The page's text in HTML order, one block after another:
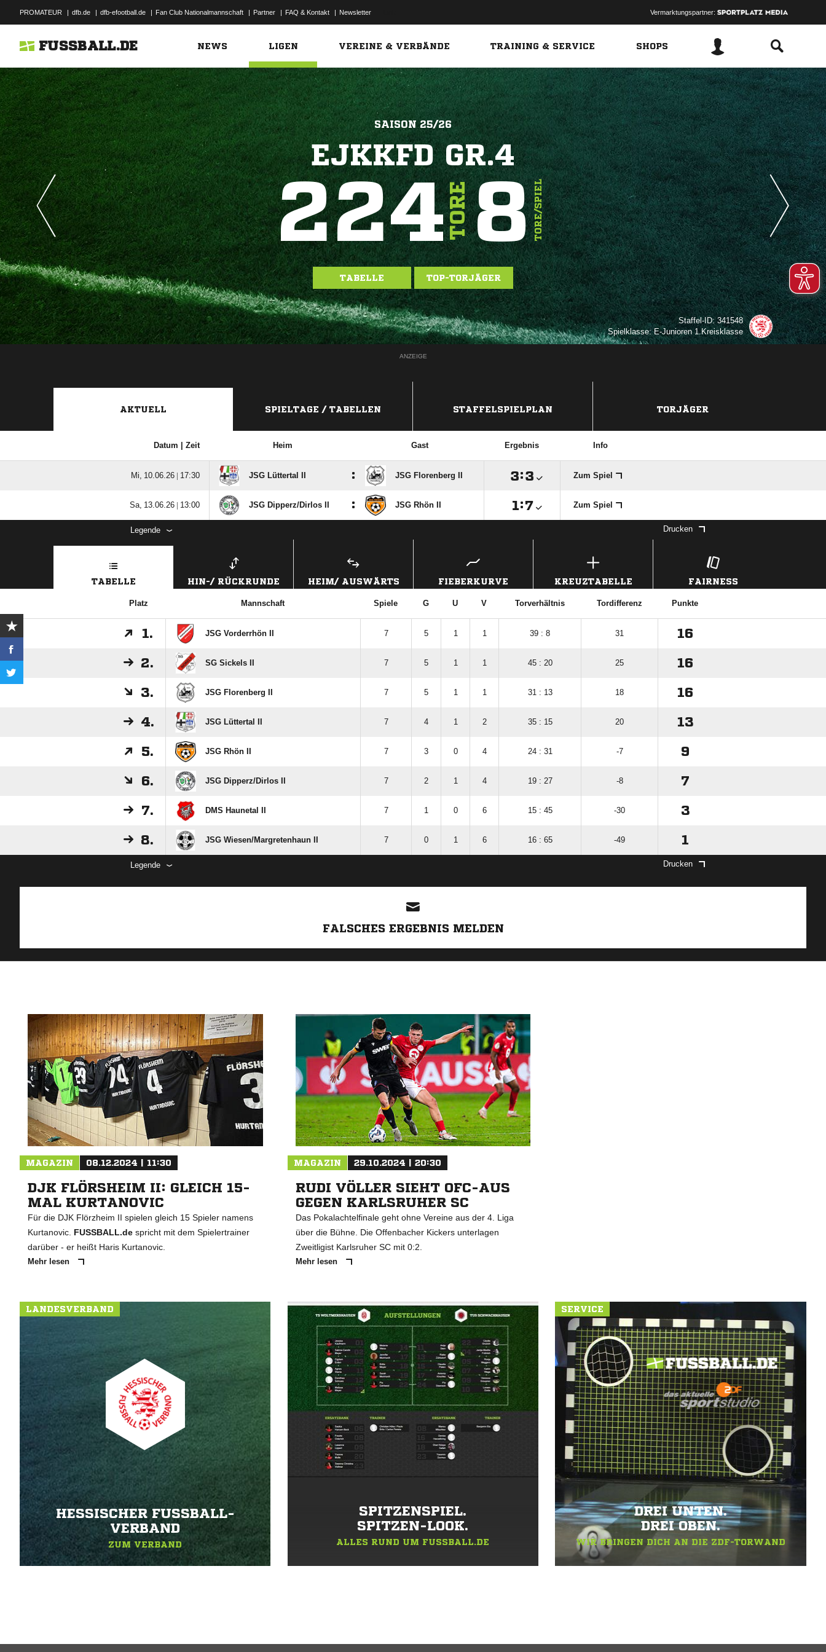
PROMATEUR | dfb.de | dfb-efootball.de | Fan Club Nationalmannschaft | Partner | FAQ & Kontakt | Newsletter Vermarktungspartner:
FUSSBALL.DE NEWS LIGEN VEREINE & VERBÄNDE TRAINING & SERVICE SHOPS
SAISON 25/26
EJKKFD GR.4
224TORE8TORE/SPIEL
TABELLE TOP-TORJÄGER
Staffel-ID: 341548
Spielklasse: E-Junioren 1.Kreisklasse
ANZEIGE
AKTUELL SPIELTAGE / TABELLEN STAFFELSPIELPLAN TORJÄGER
Datum | Zeit Heim Gast Ergebnis Info
  |  JSG Lüttertal II : JSG Florenberg II : Zum Spiel
  |  JSG Dipperz/​Dirlos II : JSG Rhön II : Zum Spiel
Legende Drucken
TABELLE HIN-/ RÜCKRUNDE HEIM/ AUSWÄRTS FIEBERKURVE KREUZTABELLE FAIRNESS
Platz Mannschaft Spiele G U V Torverhältnis Tordifferenz Punkte
1. JSG Vorderrhön II 7 5 1 1 39 : 8 31 16
2. SG Sickels II 7 5 1 1 45 : 20 25 16
3. JSG Florenberg II 7 5 1 1 31 : 13 18 16
4. JSG Lüttertal II 7 4 1 2 35 : 15 20 13
5. JSG Rhön II 7 3 0 4 24 : 31 -7 9
6. JSG Dipperz/​Dirlos II 7 2 1 4 19 : 27 -8 7
7. DMS Haunetal II 7 1 0 6 15 : 45 -30 3
8. JSG Wiesen/​Margretenhaun II 7 0 1 6 16 : 65 -49 1
Legende Drucken
FALSCHES ERGEBNIS MELDEN
MAGAZIN 08.12.2024 | 11:30
DJK FLÖRSHEIM II: GLEICH 15-
MAL KURTANOVIC
Für die DJK Flörzheim II spielen gleich 15 Spieler namens
Kurtanovic. FUSSBALL.de spricht mit dem Spielertrainer
darüber - er heißt Haris Kurtanovic.
Mehr lesen
MAGAZIN 29.10.2024 | 20:30
RUDI VÖLLER SIEHT OFC-AUS
GEGEN KARLSRUHER SC
Das Pokalachtelfinale geht ohne Vereine aus der 4. Liga
über die Bühne. Die Offenbacher Kickers unterlagen
Zweitligist Karlsruher SC mit 0:2.
Mehr lesen
LANDESVERBAND
HESSISCHER FUSSBALL-V
ERBAND
ZUM VERBAND
SPITZENSPIEL.
SPITZEN-LOOK.
ALLES RUND UM FUSSBALL.DE
SERVICE
DREI UNTEN.
DREI OBEN.
WIR BRINGEN DICH AN DIE ZDF-TORWAND